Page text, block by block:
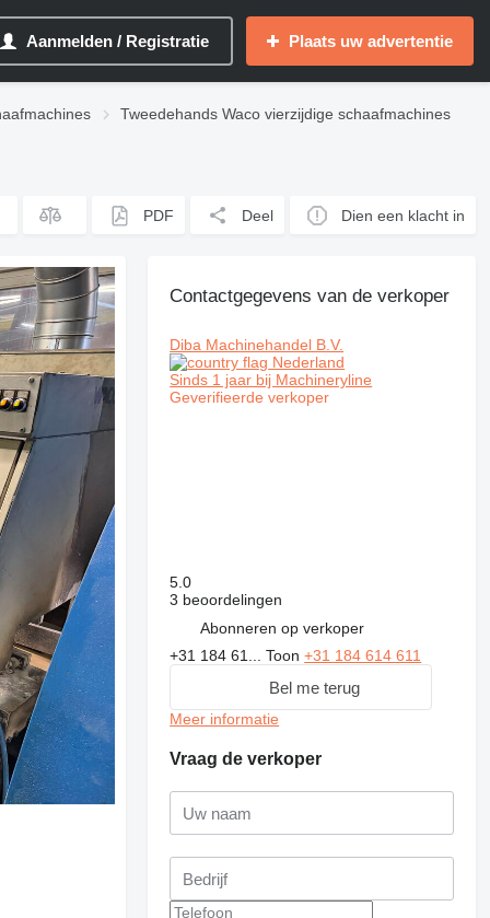
Aanmelden / Registratie Plaats uw advertentie
Tweedehands Waco vierzijdige schaafmachines
PDF Deel Dien een klacht in
Contactgegevens van de verkoper
Diba Machinehandel B.V.
Nederland
Sinds 1 jaar bij Machineryline
Geverifieerde verkoper
5.0
3 beoordelingen
Abonneren op verkoper
+31 184 61...Toon+31 184 614 611
Bel me terug
Meer informatie
Vraag de verkoper